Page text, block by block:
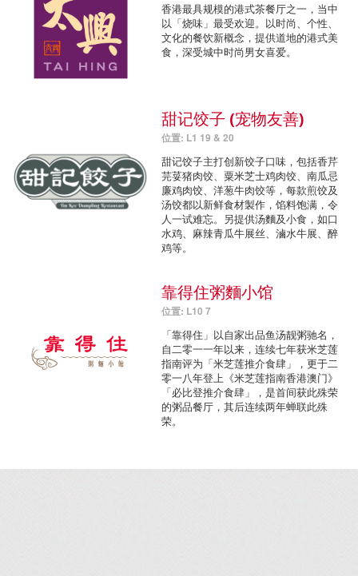
香港最具规模的港式茶餐厅之一，当中
以「烧味」最受欢迎。以时尚、个性、
文化的餐饮新概念，提供道地的港式美
食，深受城中时尚男女喜爱。
甜记饺子 (宠物友善)
位置: L1 19 & 20
甜记饺子主打创新饺子口味，包括香芹
芫荽猪肉饺、粟米芝士鸡肉饺、南瓜忌
廉鸡肉饺、洋葱牛肉饺等，每款煎饺及
汤饺都以新鲜食材製作，馅料饱满，令
人一试难忘。另提供汤麵及小食，如口
水鸡、麻辣青瓜牛展丝、滷水牛展、醉
鸡等。
靠得住粥麵小馆
位置: L10 7
「靠得住」以自家出品鱼汤靓粥驰名，
自二零一一年以来，连续七年获米芝莲
指南评为「米芝莲推介食肆」，更于二
零一八年登上《米芝莲指南香港澳门》
「必比登推介食肆」，是首间获此殊荣
的粥品餐厅，其后连续两年蝉联此殊
荣。